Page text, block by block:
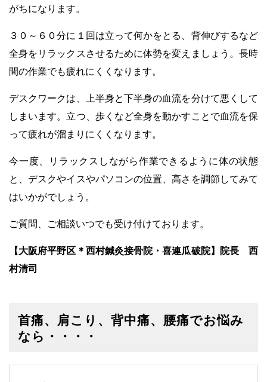
がちになります。
３０～６０分に１回は立って何かをとる、背伸びするなど
全身をリラックスさせるために体勢を変えましょう。長時
間の作業でも疲れにくくなります。
デスクワークは、上半身と下半身の血流を分けて悪くして
しまいます。立つ、歩くなど全身を動かすことで血流を保
って疲れが溜まりにくくなります。
今一度、リラックスしながら作業できるように体の状態
と、デスクやイスやパソコンの位置、高さを調節してみて
はいかがでしょう。
ご質問、ご相談いつでも受け付けております。
【大阪府平野区＊西村鍼灸接骨院・喜連瓜破院】院長 西
村清司
首痛、肩こり、背中痛、腰痛でお悩み
なら・・・・